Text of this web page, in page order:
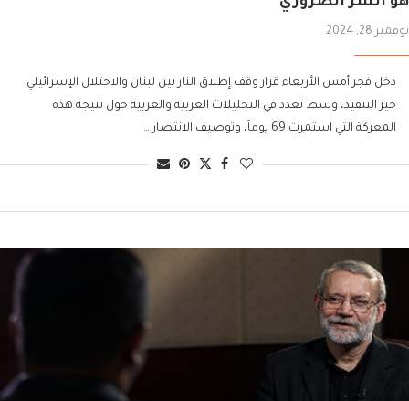
نوفمبر 28, 2024
دخل فجر أمس الأربعاء قرار وقف إطلاق النار بين لبنان والاحتلال الإسرائيلي
حيز التنفيذ، وسط تعدد في التحليلات العربية والغربية حول نتيجة هذه
المعركة التي استمرت 69 يوماً، وتوصيف الانتصار …